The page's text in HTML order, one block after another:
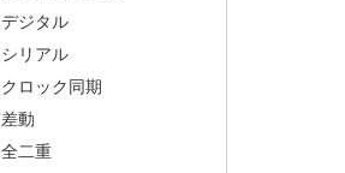
デジタル
シリアル
クロック同期
差動
全二重